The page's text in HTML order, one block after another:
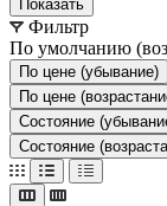
Показать
Фильтр
По умолчанию
По цене (убывание)
По цене
Состояние
Состояние